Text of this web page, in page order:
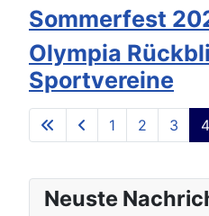
Sommerfest
Olympia
Sportvereine
1 2 3 4
Neuste